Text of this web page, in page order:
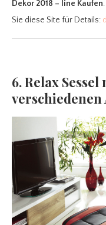
Dekor 2018 – line Kaufen
Sie diese Site für Details:
6. Relax